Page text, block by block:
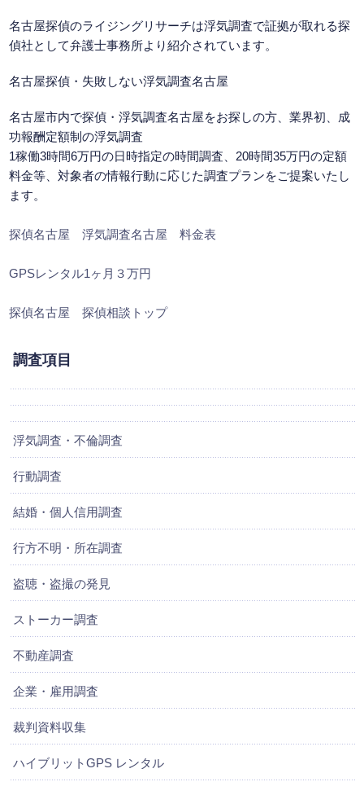
名古屋探偵のライジングリサーチは浮気調査で証拠が取れる探
偵社として弁護士事務所より紹介されています。
名古屋探偵 ・失敗しない浮気調査名古屋
名古屋市内で探偵・浮気調査名古屋をお探しの方、業界初、成
功報酬定額制の浮気調査
1稼働3時間6万円の日時指定の時間調査、20時間35万円の定額
料金等、対象者の情報行動に応じた調査プランをご提案いたし
ます。
探偵名古屋 浮気調査名古屋 料金表
GPSレンタル1ヶ月３万円
探偵名古屋 探偵相談トップ
調査項目
浮気調査・不倫調査
行動調査
結婚・個人信用調査
行方不明・所在調査
盗聴・盗撮の発見
ストーカー調査
不動産調査
企業・雇用調査
裁判資料収集
ハイブリットGPS レンタル